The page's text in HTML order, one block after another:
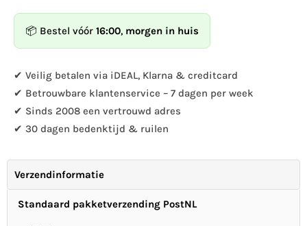
Garden
-
Koe
Garden
-
📦 Bestel vóór 16:00, morgen in huis
✔ Veilig betalen via iDEAL, Klarna & creditcard
✔ Betrouwbare klantenservice – 7 dagen per week
✔ Sinds 2008 een vertrouwd adres
✔ 30 dagen bedenktijd & ruilen
Verzendinformatie
Standaard pakketverzending PostNL